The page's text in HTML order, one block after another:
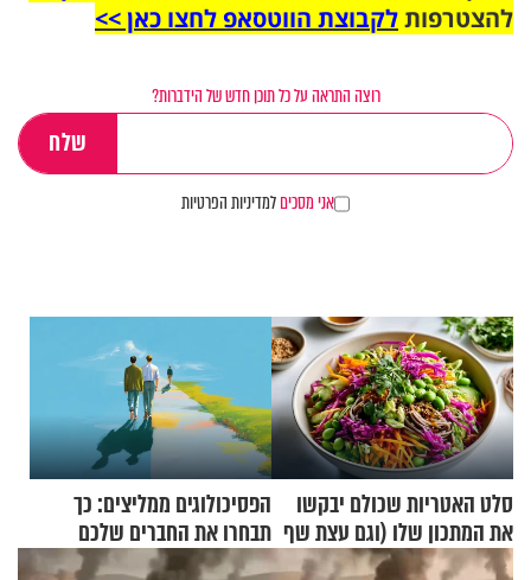
להצטרפותלקבוצת הווטסאפ לחצו כאן >>
רוצה התראה על כל תוכן חדש של הידברות?
אני מסכיםלמדיניות הפרטיות
סלט האטריות שכולם יבקשו
את המתכון שלו (וגם עצת שף
להגשת הרוטב)
הפסיכולוגים ממליצים: כך
תבחרו את החברים שלכם
בחיים